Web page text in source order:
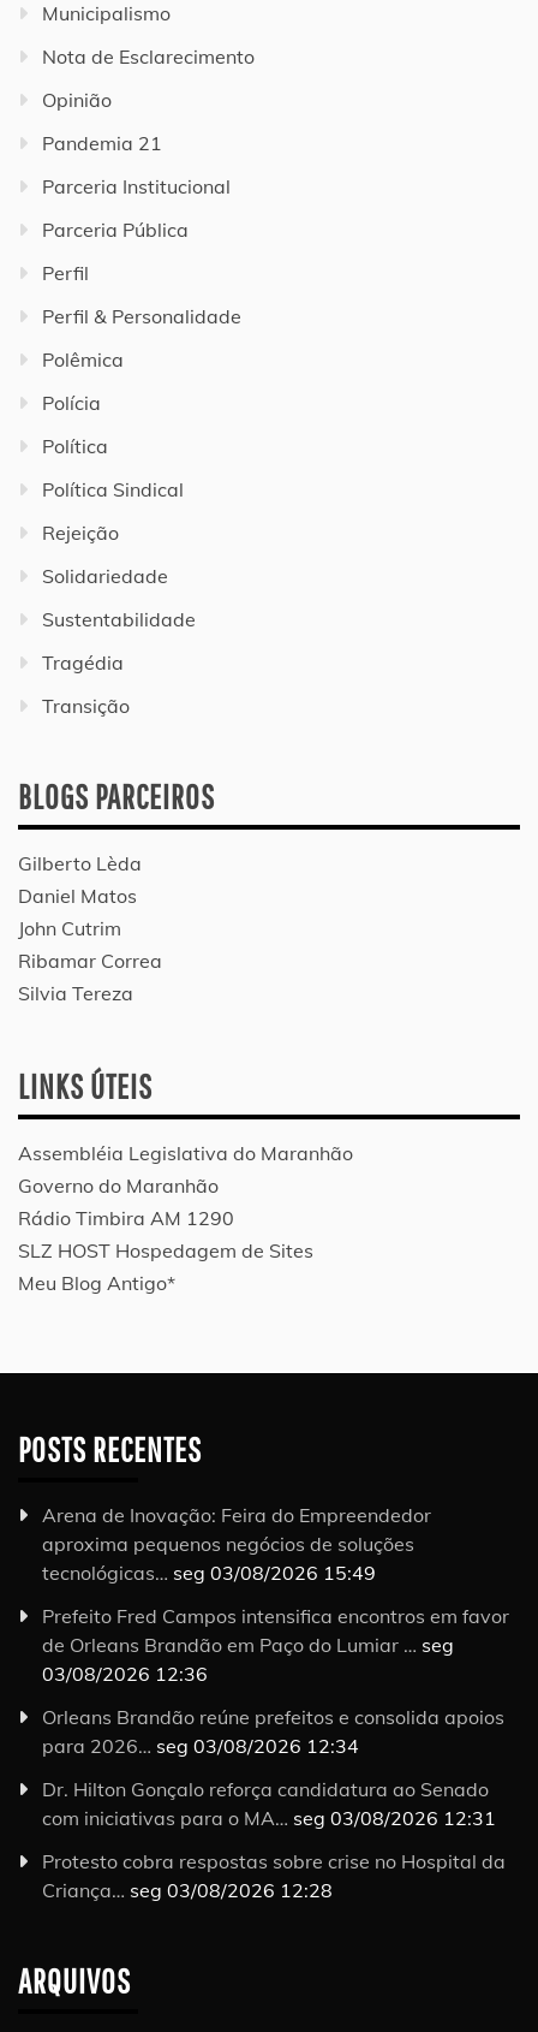
Municipalismo
Nota de Esclarecimento
Opinião
Pandemia 21
Parceria Institucional
Parceria Pública
Perfil
Perfil & Personalidade
Polêmica
Polícia
Política
Política Sindical
Rejeição
Solidariedade
Sustentabilidade
Tragédia
Transição
BLOGS PARCEIROS
Gilberto Lèda
Daniel Matos
John Cutrim
Ribamar Correa
Silvia Tereza
LINKS ÚTEIS
Assembléia Legislativa do Maranhão
Governo do Maranhão
Rádio Timbira AM 1290
SLZ HOST Hospedagem de Sites
Meu Blog Antigo*
POSTS RECENTES
Arena de Inovação: Feira do Empreendedor
aproxima pequenos negócios de soluções
tecnológicas… seg 03/08/2026 15:49
Prefeito Fred Campos intensifica encontros em favor
de Orleans Brandão em Paço do Lumiar … seg
03/08/2026 12:36
Orleans Brandão reúne prefeitos e consolida apoios
para 2026… seg 03/08/2026 12:34
Dr. Hilton Gonçalo reforça candidatura ao Senado
com iniciativas para o MA… seg 03/08/2026 12:31
Protesto cobra respostas sobre crise no Hospital da
Criança… seg 03/08/2026 12:28
ARQUIVOS